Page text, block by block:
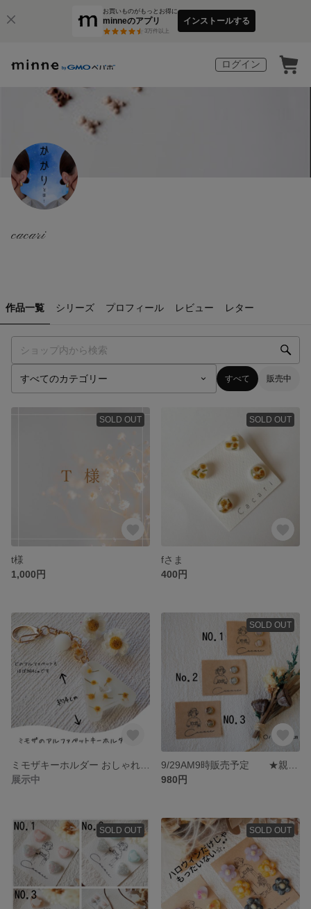
お買いものがもっとお得に
minneのアプリ
3万件以上
インストールする
ログイン
cacari
作品一覧 シリーズ プロフィール レビュー レター
すべて 販売中
SOLD OUT
t様
1,000円
SOLD OUT
fさま
400円
展示中
SOLD OUT
980円
SOLD OUT SOLD OUT